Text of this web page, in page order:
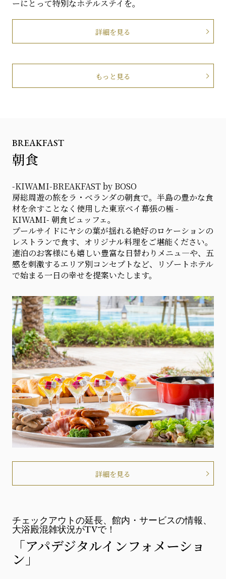
ーにとって特別なホテルステイを。
詳細を見る
もっと見る
BREAKFAST
朝食
-KIWAMI-BREAKFAST by BOSO
房総周遊の旅をラ・ベランダの朝食で。半島の豊かな食
材を余すことなく使用した東京ベイ幕張の極 -
KIWAMI- 朝食ビュッフェ。
プールサイドにヤシの葉が揺れる絶好のロケーションの
レストランで食す、オリジナル料理をご堪能ください。
連泊のお客様にも嬉しい豊富な日替わりメニュ―や、五
感を刺激するエリア別コンセプトなど、リゾートホテル
で始まる一日の幸せを提案いたします。
詳細を見る
チェックアウトの延長、館内・サービスの情報、
大浴殿混雑状況がTVで！
「アパデジタルインフォメーショ
ン」